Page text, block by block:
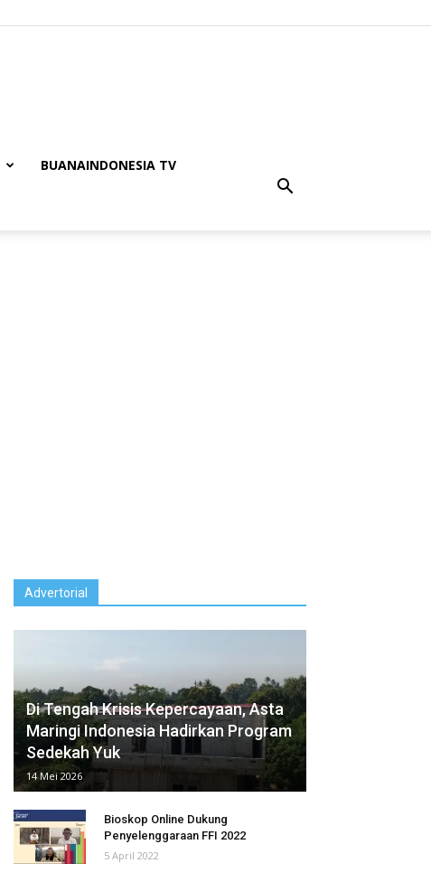
BUANAINDONESIA TV
Advertorial
Di Tengah Krisis Kepercayaan, Asta
Maringi Indonesia⁠ Hadirkan Program
Sedekah Yuk
14 Mei 2026
Bioskop Online Dukung
Penyelenggaraan FFI 2022
5 April 2022